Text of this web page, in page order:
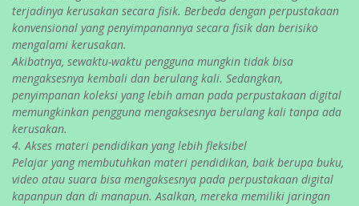
terjadinya kerusakan secara fisik. Berbeda dengan perpustakaan
konvensional yang penyimpanannya secara fisik dan berisiko
mengalami kerusakan.
Akibatnya, sewaktu-waktu pengguna mungkin tidak bisa
mengaksesnya kembali dan berulang kali. Sedangkan,
penyimpanan koleksi yang lebih aman pada perpustakaan digital
memungkinkan pengguna mengaksesnya berulang kali tanpa ada
kerusakan.
4. Akses materi pendidikan yang lebih fleksibel
Pelajar yang membutuhkan materi pendidikan, baik berupa buku,
video atau suara bisa mengaksesnya pada perpustakaan digital
kapanpun dan di manapun. Asalkan, mereka memiliki jaringan